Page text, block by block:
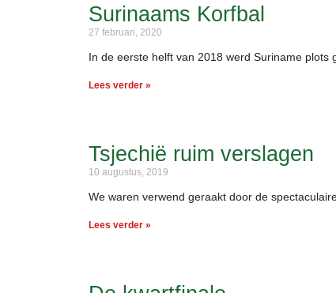
Surinaams Korfbal
27 februari, 2020
In de eerste helft van 2018 werd Suriname plots
Lees verder »
Tsjechië ruim verslagen
10 augustus, 2019
We waren verwend geraakt door de
Lees verder »